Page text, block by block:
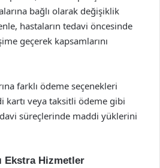
bağlı olarak değişiklik
hastaların tedavi öncesinde
geçerek kapsamlarını
farklı ödeme seçenekleri
kartı veya taksitli ödeme gibi
süreçlerinde maddi yüklerini
Ekstra Hizmetler